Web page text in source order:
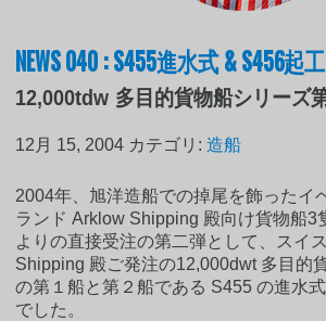
NEWS 040 : S455進水式 & S456起
12,000tdw 多目的貨物船シリーズ
12月 15, 2004 カテゴリ:造船
2004年、旭洋造船での掉尾を飾ったイ
ランド Arklow Shipping 殿向け貨物船3
よりの直接受注の第二弾として、スイ
Shipping 殿ご発注の12,000dwt 多目的
の第１船と第２船である S455 の進水
でした。